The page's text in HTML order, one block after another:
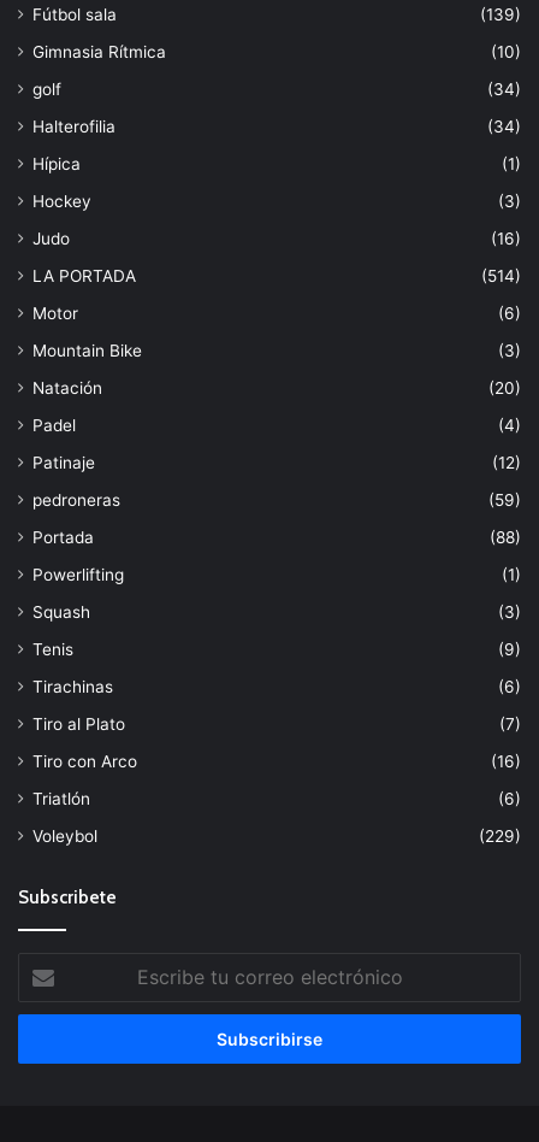
Fútbol sala
(139)
Gimnasia Rítmica
(10)
golf
(34)
Halterofilia
(34)
Hípica
(1)
Hockey
(3)
Judo
(16)
LA PORTADA
(514)
Motor
(6)
Mountain Bike
(3)
Natación
(20)
Padel
(4)
Patinaje
(12)
pedroneras
(59)
Portada
(88)
Powerlifting
(1)
Squash
(3)
Tenis
(9)
Tirachinas
(6)
Tiro al Plato
(7)
Tiro con Arco
(16)
Triatlón
(6)
Voleybol
(229)
Subscribete
tu
correo